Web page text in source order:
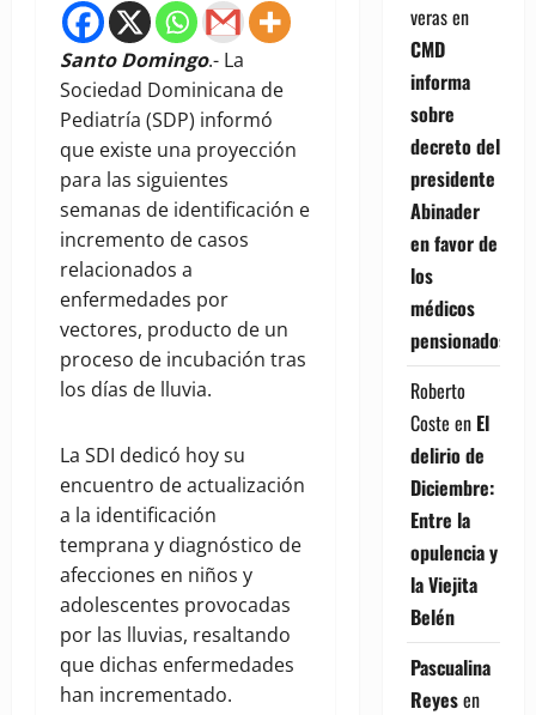
Santo Domingo.- La
Sociedad Dominicana de
Pediatría (SDP) informó
que existe una proyección
para las siguientes
semanas de identificación e
incremento de casos
relacionados a
enfermedades por
vectores, producto de un
proceso de incubación tras
los días de lluvia.
La SDI dedicó hoy su
encuentro de actualización
a la identificación
temprana y diagnóstico de
afecciones en niños y
adolescentes provocadas
por las lluvias, resaltando
que dichas enfermedades
han incrementado.
verasen
CMD
informa
sobre
decreto del
presidente
Abinader
en favor de
los
médicos
pensionados
Roberto
Coste en El
delirio de
Diciembre:
Entre la
opulencia y
la Viejita
Belén
Pascualina
Reyesen